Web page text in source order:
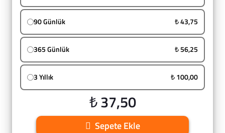
90 Günlük ₺ 43,75
365 Günlük ₺ 56,25
3 Yıllık ₺ 100,00
₺ 37,50
Sepete Ekle